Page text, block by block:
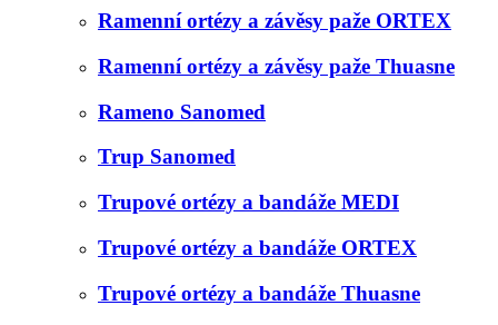
Ramenní ortézy a závěsy paže ORTEX
Ramenní ortézy a závěsy paže Thuasne
Rameno Sanomed
Trup Sanomed
Trupové ortézy a bandáže MEDI
Trupové ortézy a bandáže ORTEX
Trupové ortézy a bandáže Thuasne